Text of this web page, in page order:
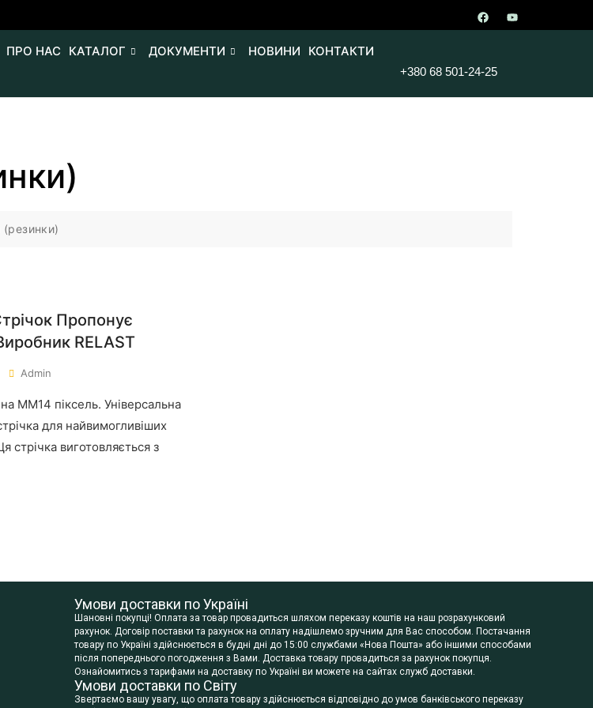
ПРО НАС КАТАЛОГ ДОКУМЕНТИ НОВИНИ КОНТАКТИ
+380 68 501-24-25
(резинки)
Пропонує
RELAST
Admin
ММ14 піксель. Універсальна
для найвимогливіших
стрічка виготовляється з
Умови доставки по Україні
Шановні покупці! Оплата за товар провадиться шляхом переказу коштів на наш розрахунковий
рахунок. Договір поставки та рахунок на оплату надішлемо зручним для Вас способом. Постачання
товару по Україні здійснюється в будні дні до 15:00 службами «Нова Пошта» або іншими способами
після попереднього погодження з Вами. Доставка товару провадиться за рахунок покупця.
Ознайомитись з тарифами на доставку по Україні ви можете на сайтах служб доставки.
Умови доставки по Світу
Звертаємо вашу увагу, що оплата товару здійснюється відповідно до умов банківського переказу